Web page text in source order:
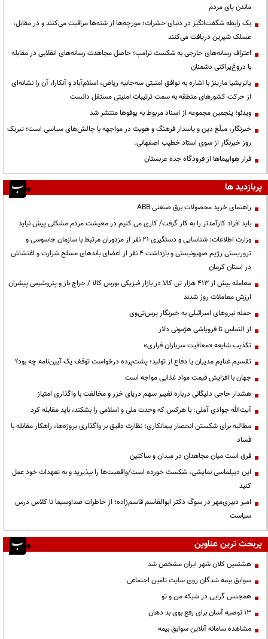
ماندن پای مردم
یک رابطه شگفت‌انگیز در دنیای حشرات؛ مورچه‌ها از شته‌ها مراقبت می‌کنند و در مقابل،
عسلک شیرین دریافت می‌کنند
اعتراف رسانه‌های خارجی به شکست ترامپ؛ حاصل مجاهدت رسانه‌های انقلابی در مقابله
با دروغ‌پراکنی دشمنان
پاتریشیا مارینز با اشاره به توافق امنیتی سه‌جانبه ریاض، اسلام‌آباد و آنکارا، آن را نشانه‌ای
از حرکت کشورهای منطقه به سمت ترتیبات امنیتی مستقل دانست
ویدئو؛ پنجمین مجموعه از اسناد مربوط به یوفوها منتشر شد
خبرنگار، مبلّغ دین و پاسدار فرهنگ و هویت در مواجهه با چالش‌های سیاسی است؛ تبریک
روز خبرنگار از سوی استاد خطیب اصفهانی.
فرار هواپیماها از فرودگاه جده عربستان
پربازدید ها
راهنمای خرید محصولات برق صنعتی ABB
باید افراد کارآمدتر را به کار گرفت/ کاری می کنیم در معیشت مردم مشکلی پیش نیاید
وزارت اطلاعات: شناسایی و دستگیری ۲۱ نفر از مزدوران مرتبط با سازمان جاسوسی و
تروریستی رژیم صهیونیستی و بازداشت ۴ نفر از اعضای باندهای مسلح شرارت و اغتشاش
در استان کرمان
معامله بیش از ۴۱۳ هزار تن کالا در بازار فیزیکی بورس کالا / حراج باز و پتروشیمی پیشران
ارزش معاملات روز شدند
حمله نیروهای اسرائیلی به خبرنگار پرس‌تی‌وی
از التماس تا فروپاشی هژمونی دلار
تکذیب شایعه «معافیت سربازان فراری»
تقسیم غنایم مدیران یا دفاع از تولید؛ پشت‌پرده درخواست توقف یک آیین‌نامه چه بود؟
جهان با افزایش قیمت مواد غذایی مواجه است
هشدار حاجی دلیگانی درباره تغییر سهم دریای خزر و مخالفت با واگذاری امتیاز
آیت‌الله جوادی آملی: با هرکس که وحدت ملی و اسلامی را بشکند، باید مقابله کرد
مطالبه برای شکستن انحصار پیمانکاری؛ نظارت دقیق بر واگذاری پروژه‌ها، راهکار مقابله با
فساد
فرق است میان مجاهدان در میدان و ساکتین
این دیپلماسی نمایشی، شکست خورده است/واقعیت‌ها را بپذیرید و به تعهدات خود عمل
کنید
امیر دبیری‌مهر در سوگ دکتر ابوالقاسم قاسم‌زاده؛ از خاطرات صداوسیما تا کلاس درس
سیاست
پربحث ترین عناوین
هشتمین کلان شهر ایران مشخص شد
سوابق بیمه شدگان روی سایت تامین اجتماعی
همجنس گرایی در شبکه من و تو
13 توصیه آسان برای رفع بوی بد دهان
مشاهده سامانه آنلاين سوابق بیمه